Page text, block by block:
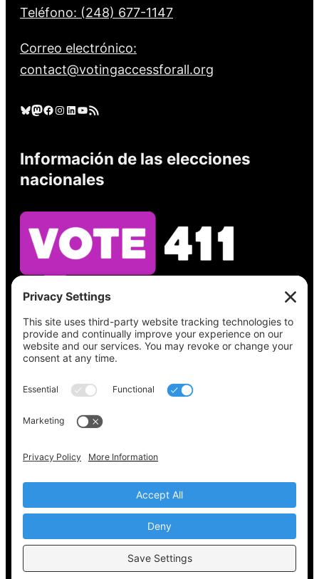
Teléfono: (248) 677-1147
Correo electrónico:
contact@votingaccessforall.org
Cielo azul Mastodonte Facebook Instagram LinkedIn YouTube Feed RSS
Información de las elecciones
nacionales
Vea lo que hay en su boleta, encuentre su
lugar de votación, verifique el estado de su
registro y obtenga toda la información
electoral que necesita enVote411.org.
Por favor no utilice:
Derechos de autor © 2022-2024 Coalición de
acceso al voto para todos